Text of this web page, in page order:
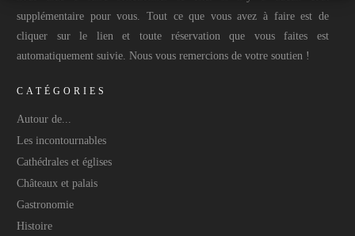
supplémentaire pour vous. Tout ce que vous avez à faire est de
cliquer sur le lien et toute réservation que vous faites est
automatiquement suivie. Nous vous remercions de votre soutien !
CATÉGORIES
Autour de...
Les incontournables
Cathédrales et églises
Châteaux et palais
Gastronomie
Histoire